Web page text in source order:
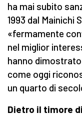
ha mai subito
1993 dal Mainichi
«fermamente
nel miglior
hanno
come oggi
un quarto di
Dietro il timore